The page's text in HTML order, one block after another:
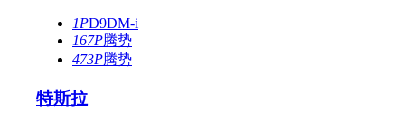
1PD9DM-i
167P腾势
473P腾势
特斯拉